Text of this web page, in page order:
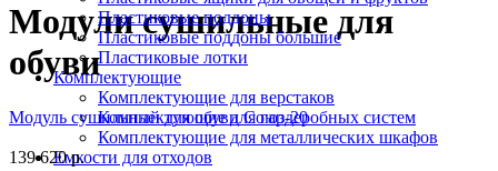
Пластиковые поддоны
Пластиковые поддоны большие
Пластиковые лотки
Комплектующие
Комплектующие для верстаков
Комплектующие для гардеробных систем
Комплектующие для металлических шкафов
Емкости для отходов
Модули сушильные для
обуви
Модуль сушильный для обуви Союз-20
139 620 р.